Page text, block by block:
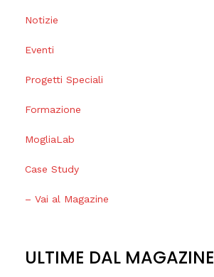
Notizie
Eventi
Progetti Speciali
Formazione
MogliaLab
Case Study
– Vai al Magazine
ULTIME DAL MAGAZINE